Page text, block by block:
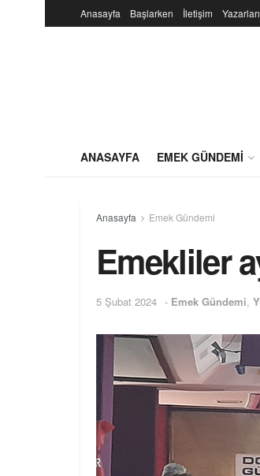
Anasayfa Başlarken İletişim
ANASAYFA EMEK GÜNDEMI
Anasayfa Emek Gündemi
Emekliler
5 Şubat 2024 - Emek Gündemi,